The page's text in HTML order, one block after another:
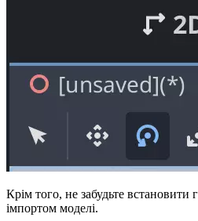
Крім того, не забудьте встановити
імпортом моделі.